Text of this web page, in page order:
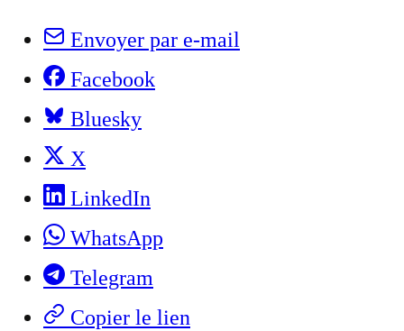
Envoyer par e-mail
Facebook
Bluesky
X
LinkedIn
WhatsApp
Telegram
Copier le lien